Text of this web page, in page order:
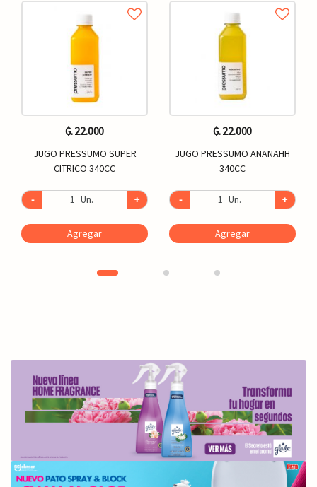
₲. 22.000
JUGO PRESSUMO SUPER
CITRICO 340CC
- Un. +
Agregar
₲. 22.000
JUGO PRESSUMO ANANAHH
340CC
- Un. +
Agregar